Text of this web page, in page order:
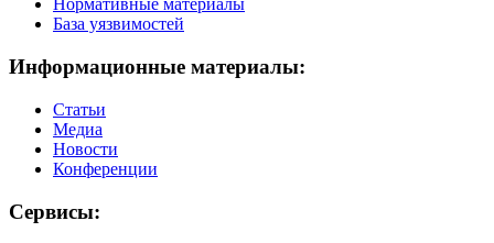
Нормативные материалы
База уязвимостей
Информационные материалы:
Статьи
Медиа
Новости
Конференции
Сервисы: